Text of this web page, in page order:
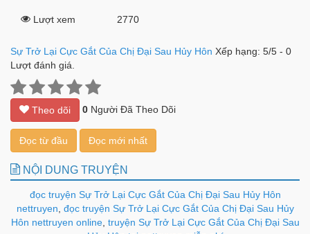
Lượt xem 2770
Sự Trở Lại Cực Gắt Của Chị Đại Sau Hủy Hôn Xếp hạng: 5/5 - 0
Lượt đánh giá.
Theo dõi 0 Người Đã Theo Dõi
Đọc từ đầu Đọc mới nhất
NỘI DUNG TRUYỆN
đọc truyện Sự Trở Lại Cực Gắt Của Chị Đại Sau Hủy Hôn
nettruyen đọc truyện Sự Trở Lại Cực Gắt Của Chị Đại Sau Hủy
Hôn nettruyen online, truyện Sự Trở Lại Cực Gắt Của Chị Đại Sau